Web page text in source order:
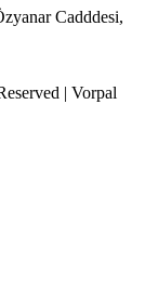
Cadddesi,
| Vorpal